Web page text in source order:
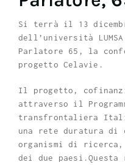
Si terrà il 13
dell’università
Parlatore 65, la
progetto Celavie.
Il progetto,
attraverso il
transfrontaliera
una rete duratura di
organismi di ricerca,
dei due paesi.Questa